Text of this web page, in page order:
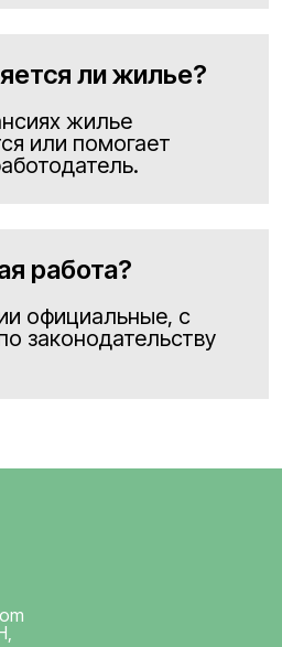
ли жилье?
жилье
или помогает
работа?
официальные, с
законодательству